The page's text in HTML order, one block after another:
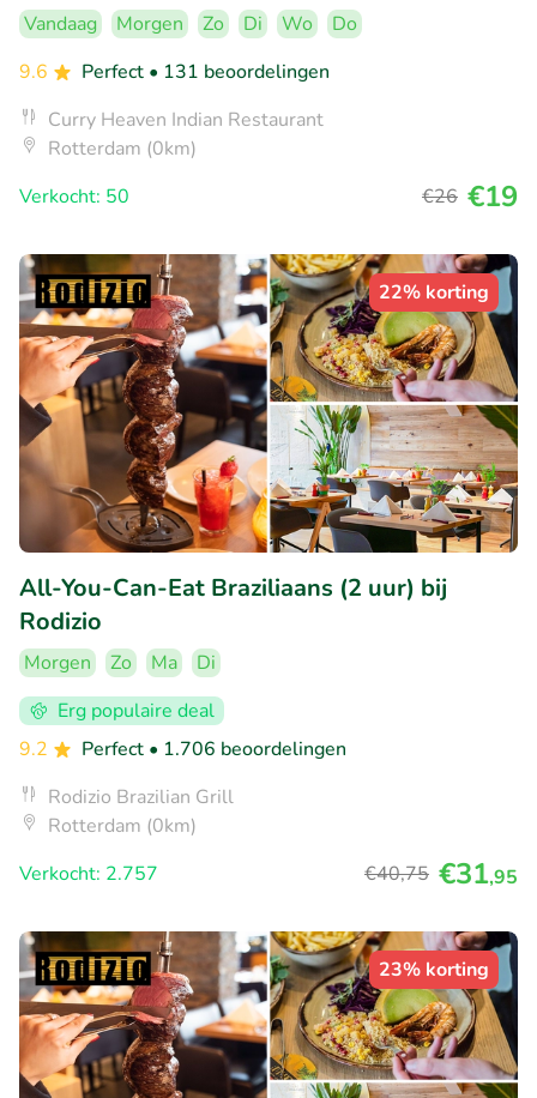
Vandaag Morgen Zo Di Wo
Do
9.6
Perfect • 131 beoordelingen
Curry Heaven Indian Restaurant
Rotterdam (0km)
Verkocht: 50
€26 €19
22% korting
All-You-Can-Eat Braziliaans (2 uur) bij
Rodizio
Morgen Zo Ma
Di
Erg populaire deal
9.2
Perfect • 1.706 beoordelingen
Rodizio Brazilian Grill
Rotterdam (0km)
Verkocht: 2.757
€40,75 €31,95
23% korting